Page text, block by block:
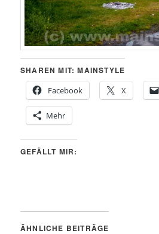
SHAREN MIT: MAINSTYLE
Facebook
X
Mehr
GEFÄLLT MIR:
ÄHNLICHE BEITRÄGE